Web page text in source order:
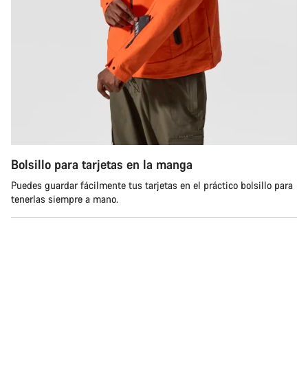
Bolsillo para tarjetas en la manga
Puedes guardar fácilmente tus tarjetas en el práctico bolsillo para
tenerlas siempre a mano.